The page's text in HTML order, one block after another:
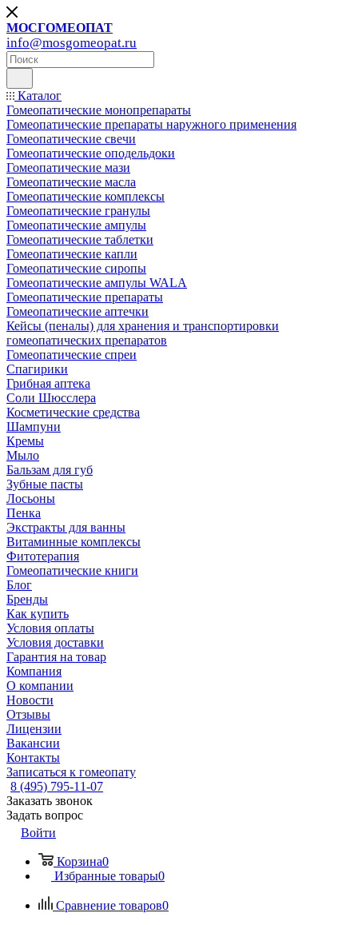
МОСГОМЕОПАТ
info@mosgomeopat.ru
Каталог
Гомеопатические монопрепараты
Гомеопатические препараты наружного применения
Гомеопатические свечи
Гомеопатические оподельдоки
Гомеопатические мази
Гомеопатические масла
Гомеопатические комплексы
Гомеопатические гранулы
Гомеопатические ампулы
Гомеопатические таблетки
Гомеопатические капли
Гомеопатические сиропы
Гомеопатические ампулы WALA
Гомеопатические препараты
Гомеопатические аптечки
Кейсы (пеналы) для хранения и транспортировки
гомеопатических препаратов
Гомеопатические спреи
Спагирики
Грибная аптека
Соли Шюсслера
Косметические средства
Шампуни
Кремы
Мыло
Бальзам для губ
Зубные пасты
Лосьоны
Пенка
Экстракты для ванны
Витаминные комплексы
Фитотерапия
Гомеопатические книги
Блог
Бренды
Как купить
Условия оплаты
Условия доставки
Гарантия на товар
Компания
О компании
Новости
Отзывы
Лицензии
Вакансии
Контакты
Записаться к гомеопату
8 (495) 795-11-07
Заказать звонок
Задать вопрос
Войти
Корзина0
Избранные товары0
Сравнение товаров0